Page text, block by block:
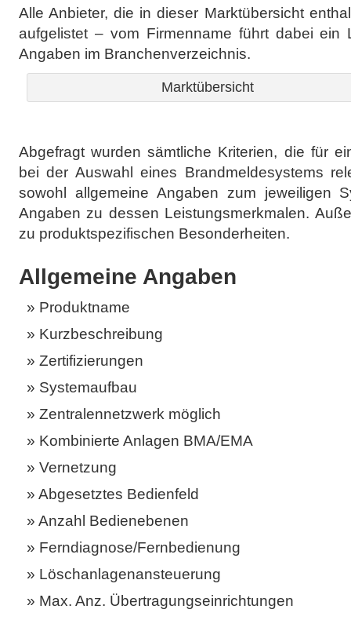
Alle Anbieter, die in dieser Marktübersicht
aufgelistet – vom Firmenname führt dabei ein
Angaben im Branchenverzeichnis.
Marktübersicht
Abgefragt wurden sämtliche Kriterien, die für
bei der Auswahl eines Brandmeldesystems
sowohl allgemeine Angaben zum jeweiligen
Angaben zu dessen Leistungsmerkmalen.
zu produktspezifischen Besonderheiten.
Allgemeine Angaben
Produktname
Kurzbeschreibung
Zertifizierungen
Systemaufbau
Zentralennetzwerk möglich
Kombinierte Anlagen BMA/EMA
Vernetzung
Abgesetztes Bedienfeld
Anzahl Bedienebenen
Ferndiagnose/Fernbedienung
Löschanlagenansteuerung
Max. Anz. Übertragungseinrichtungen